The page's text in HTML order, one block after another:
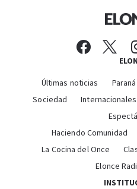
Últimas noticias Paraná
Sociedad
Internacionales
Haciendo Comunidad
La Cocina del Once
Elonce